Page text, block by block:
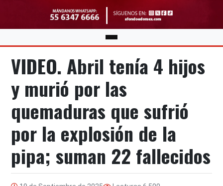
VIDEO. Abril tenía 4 hijos
y murió por las
quemaduras que sufrió
por la explosión de la
pipa; suman 22 fallecidos